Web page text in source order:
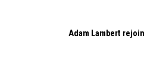
Adam Lambert